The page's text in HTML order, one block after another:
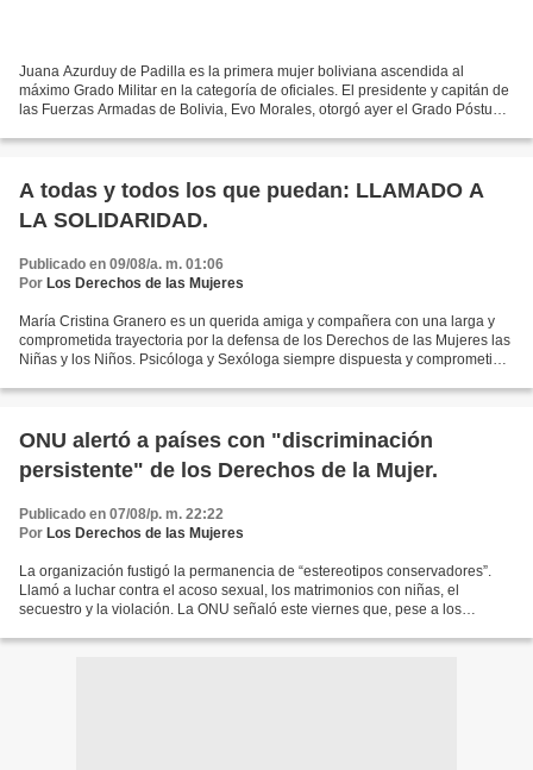
Juana Azurduy de Padilla es la primera mujer boliviana ascendida al
máximo Grado Militar en la categoría de oficiales. El presidente y capitán de
las Fuerzas Armadas de Bolivia, Evo Morales, otorgó ayer el Grado Póstumo
A todas y todos los que puedan: LLAMADO A
LA SOLIDARIDAD.
Publicado en 09/08/a. m. 01:06
Por Los Derechos de las Mujeres
María Cristina Granero es un querida amiga y compañera con una larga y
comprometida trayectoria por la defensa de los Derechos de las Mujeres las
Niñas y los Niños. Psicóloga y Sexóloga siempre dispuesta y comprometida
ONU alertó a países con "discriminación
persistente" de los Derechos de la Mujer.
Publicado en 07/08/p. m. 22:22
Por Los Derechos de las Mujeres
La organización fustigó la permanencia de “estereotipos conservadores”.
Llamó a luchar contra el acoso sexual, los matrimonios con niñas, el
secuestro y la violación. La ONU señaló este viernes que, pese a los